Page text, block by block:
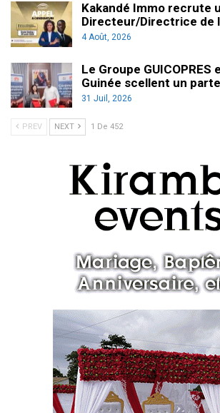
Kakandé Immo recrute
Directeur/Directrice de
4 Août, 2026
Le Groupe GUICOPRES
Guinée scellent un
31 Juil, 2026
PREV NEXT 1 De 452